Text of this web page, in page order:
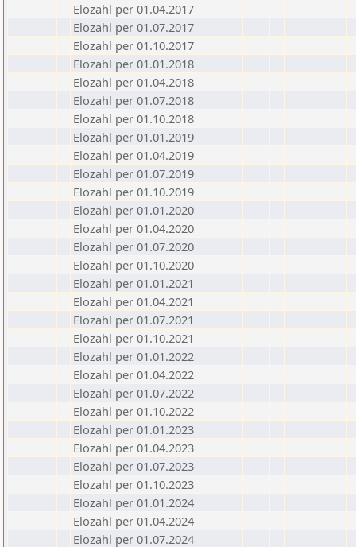
Elozahl per 01.04.2017
Elozahl per 01.07.2017
Elozahl per 01.10.2017
Elozahl per 01.01.2018
Elozahl per 01.04.2018
Elozahl per 01.07.2018
Elozahl per 01.10.2018
Elozahl per 01.01.2019
Elozahl per 01.04.2019
Elozahl per 01.07.2019
Elozahl per 01.10.2019
Elozahl per 01.01.2020
Elozahl per 01.04.2020
Elozahl per 01.07.2020
Elozahl per 01.10.2020
Elozahl per 01.01.2021
Elozahl per 01.04.2021
Elozahl per 01.07.2021
Elozahl per 01.10.2021
Elozahl per 01.01.2022
Elozahl per 01.04.2022
Elozahl per 01.07.2022
Elozahl per 01.10.2022
Elozahl per 01.01.2023
Elozahl per 01.04.2023
Elozahl per 01.07.2023
Elozahl per 01.10.2023
Elozahl per 01.01.2024
Elozahl per 01.04.2024
Elozahl per 01.07.2024